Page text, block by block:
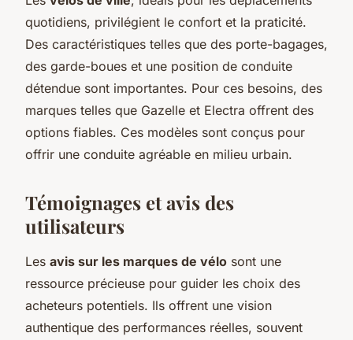
quotidiens, privilégient le confort et la praticité.
Des caractéristiques telles que des porte-bagages,
des garde-boues et une position de conduite
détendue sont importantes. Pour ces besoins, des
marques telles que Gazelle et Electra offrent des
options fiables. Ces modèles sont conçus pour
offrir une conduite agréable en milieu urbain.
Témoignages et avis des
utilisateurs
Les avis sur les marques de vélo sont une
ressource précieuse pour guider les choix des
acheteurs potentiels. Ils offrent une vision
authentique des performances réelles, souvent